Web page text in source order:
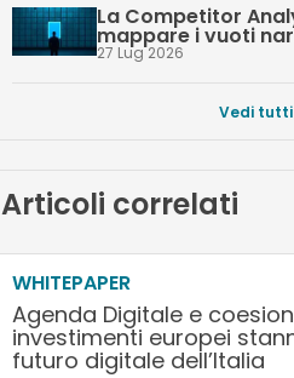
La Competitor
mappare i vuoti
27 Lug 2026
Vedi
Articoli correlati
WHITEPAPER
Agenda Digitale e
investimenti europei
futuro digitale dell’Italia